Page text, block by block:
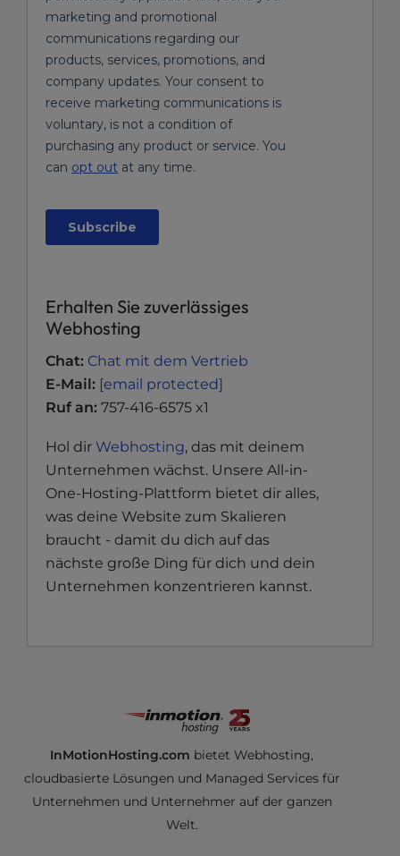
Erhalten Sie zuverlässiges
Webhosting
Chat: Chat mit dem Vertrieb
E-Mail: [email protected]
Ruf an: 757-416-6575 x1
Hol dir Webhosting, das mit deinem
Unternehmen wächst. Unsere All-in-
One-Hosting-Plattform bietet dir alles,
was deine Website zum Skalieren
braucht - damit du dich auf das
nächste große Ding für dich und dein
Unternehmen konzentrieren kannst.
InMotionHosting.com bietet Webhosting,
cloudbasierte Lösungen und Managed Services für
Unternehmen und Unternehmer auf der ganzen
Welt.